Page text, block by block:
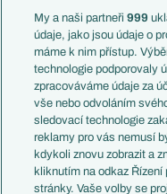
Témata
Představení týmů MS
EuroSkauting
PL v kostce
Evropské koeficienty
Přestupy
Přestupové spekulace
Zranění
Kluby
My a naši partneři999
údaje, jako jsou údaje o
máme k nim přístup.
technologie podporovaly
zpracováváme údaje za
vše nebo odvoláním
sledovací technologie
reklamy pro vás nemusí
kdykoli znovu zobrazit a
kliknutím na odkaz
stránky. Vaše volby se